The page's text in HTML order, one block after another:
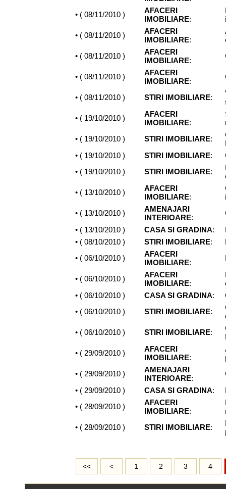
• ( 08/11/2010)
AFACERI
IMOBILIARE:
• ( 08/11/2010)
AFACERI
IMOBILIARE:
• ( 08/11/2010)
AFACERI
IMOBILIARE:
• ( 08/11/2010)
AFACERI
IMOBILIARE:
• ( 08/11/2010) STIRI IMOBILIARE:
• ( 19/10/2010)
AFACERI
IMOBILIARE:
• ( 19/10/2010) STIRI IMOBILIARE:
• ( 19/10/2010) STIRI IMOBILIARE:
• ( 19/10/2010) STIRI IMOBILIARE:
• ( 13/10/2010)
AFACERI
IMOBILIARE:
• ( 13/10/2010)
AMENAJARI
INTERIOARE:
• ( 13/10/2010) CASA SI GRADINA:
• ( 08/10/2010) STIRI IMOBILIARE:
• ( 06/10/2010)
AFACERI
IMOBILIARE:
• ( 06/10/2010)
AFACERI
IMOBILIARE:
• ( 06/10/2010) CASA SI GRADINA:
• ( 06/10/2010) STIRI IMOBILIARE:
• ( 06/10/2010) STIRI IMOBILIARE:
• ( 29/09/2010)
AFACERI
IMOBILIARE:
• ( 29/09/2010)
AMENAJARI
INTERIOARE:
• ( 29/09/2010) CASA SI GRADINA:
• ( 28/09/2010)
AFACERI
IMOBILIARE:
• ( 28/09/2010) STIRI IMOBILIARE:
<< < 1 2 3 4